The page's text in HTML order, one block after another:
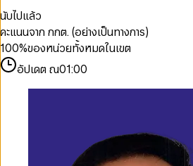
นับไปแล้ว
คะแนนจาก กกต. (อย่างเป็นทางการ)
100%ของหน่วยทั้งหมดในเขต
อัปเดต ณ01:00